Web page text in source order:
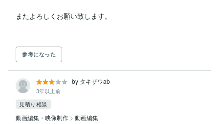
またよろしくお願い致します。
参考になった
by タキザワab
3年以上前
見積り相談
動画編集・映像制作 > 動画編集